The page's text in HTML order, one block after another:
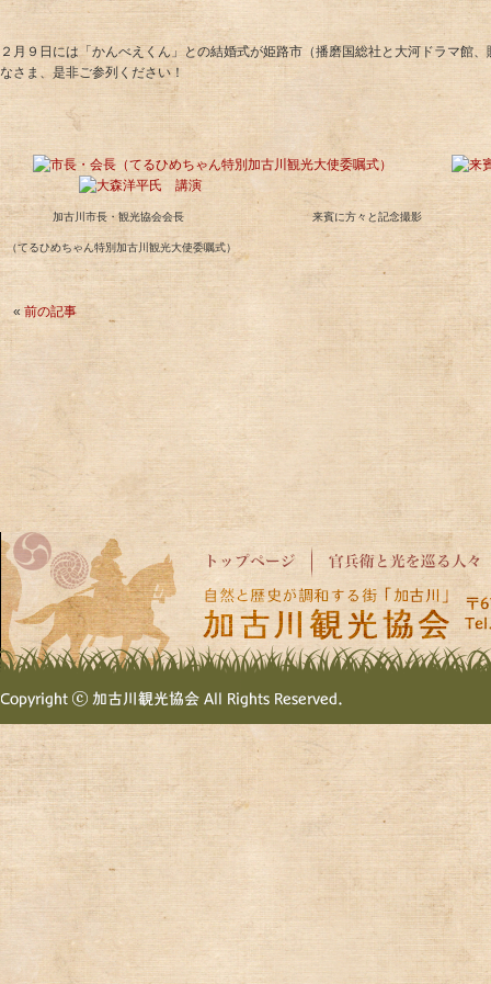
２月９日には「かんべえくん」との結婚式が姫路市（播磨国総社と大河ドラマ館
なさま、是非ご参列ください！
加古川市長・観光協会会長 来賓に方々と記念撮影 講
（てるひめちゃん特別加古川観光大使委嘱式）
« 前の記事